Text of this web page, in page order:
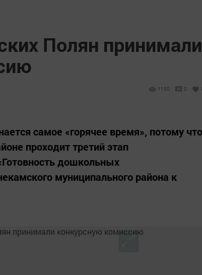
Полян принимали
1150 0
самое «горячее время», потому что
проходит третий этап
дошкольных
муниципального района к